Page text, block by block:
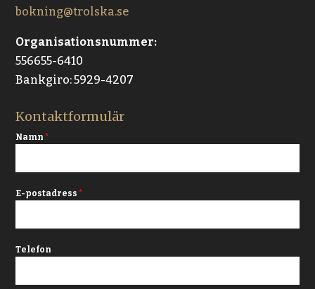
bokning@trolska.se
Organisationsnummer:
556655-6410
Bankgiro: 5929-4207
Kontaktformulär
Namn*
E-postadress*
Telefon